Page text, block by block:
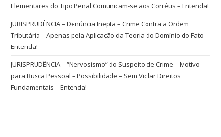
Elementares do Tipo Penal Comunicam-se aos Corréus – Entenda!
JURISPRUDÊNCIA – Denúncia Inepta – Crime Contra a Ordem
Tributária – Apenas pela Aplicação da Teoria do Domínio do Fato –
Entenda!
JURISPRUDÊNCIA – “Nervosismo” do Suspeito de Crime – Motivo
para Busca Pessoal – Possibilidade – Sem Violar Direitos
Fundamentais – Entenda!